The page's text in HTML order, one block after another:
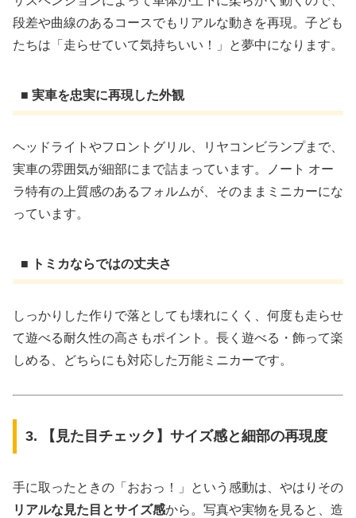
段差や曲線のあるコースでもリアルな動きを再現。子ども
たちは「走らせていて気持ちいい！」と夢中になります。
■ 実車を忠実に再現した外観
ヘッドライトやフロントグリル、リヤコンビランプまで、
実車の雰囲気が細部にまで詰まっています。ノート オー
ラ特有の上質感のあるフォルムが、そのままミニカーにな
っています。
■ トミカならではの丈夫さ
しっかりした作りで落としても壊れにくく、何度も走らせ
て遊べる耐久性の高さもポイント。長く遊べる・飾って楽
しめる、どちらにも対応した万能ミニカーです。
3. 【見た目チェック】サイズ感と細部の再現度
手に取ったときの「おおっ！」という感動は、やはりその
リアルな見た目とサイズ感から。写真や実物を見ると、造